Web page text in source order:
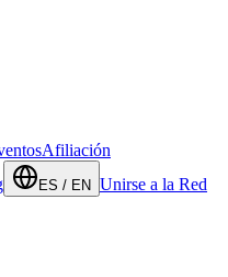
Afiliación
ES / EN Unirse a la Red